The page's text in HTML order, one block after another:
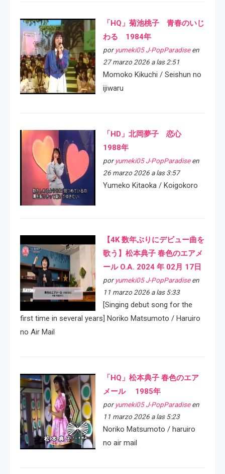
「HQ」菊池桃子 青春のいじ
わる 1984年
por yumeki05 J-PopParadiseen
27 marzo 2026 a las 2:51
Momoko Kikuchi / Seishun no
ijiwaru
「HD」北岡夢子 恋心
1988年
por yumeki05 J-PopParadiseen
26 marzo 2026 a las 3:57
Yumeko Kitaoka / Koigokoro
【4K 数年ぶりにデビュー曲を
歌う】松本典子 春色のエアメ
ール O.A. 2024 年 02月 17日
por yumeki05 J-PopParadiseen
11 marzo 2026 a las 5:33
[Singing debut song for the
first time in several years] Noriko Matsumoto / Haruiro
no Air Mail
「HQ」松本典子 春色のエア
メール 1985年
por yumeki05 J-PopParadiseen
11 marzo 2026 a las 5:23
Noriko Matsumoto / haruiro
no air mail